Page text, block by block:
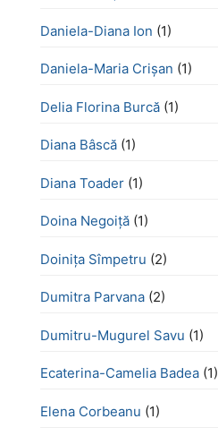
Daniela-Diana Ion (1)
Daniela-Maria Crișan (1)
Delia Florina Burcă (1)
Diana Bâscă (1)
Diana Toader (1)
Doina Negoiță (1)
Doinița Sîmpetru (2)
Dumitra Parvana (2)
Dumitru-Mugurel Savu (1)
Ecaterina-Camelia Badea (1)
Elena Corbeanu (1)